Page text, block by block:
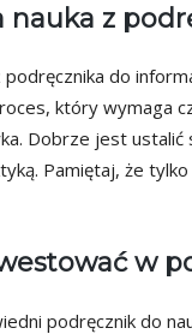
nauka z
podręcznika do
który wymaga
Dobrze jest ustalić
Pamiętaj, że
w
podręcznik do